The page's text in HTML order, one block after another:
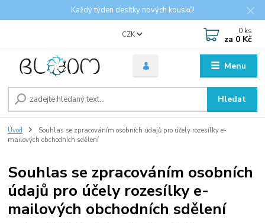
Každý týden desítky nových kousků!
Menu
CZK
Hledat
0 ks
za 0 Kč
Úvod
Souhlas se zpracováním osobních údajů pro účely rozesílky e-
mailových obchodních sdělení
Souhlas se zpracováním osobních
údajů pro účely rozesílky e-
mailových obchodních sdělení